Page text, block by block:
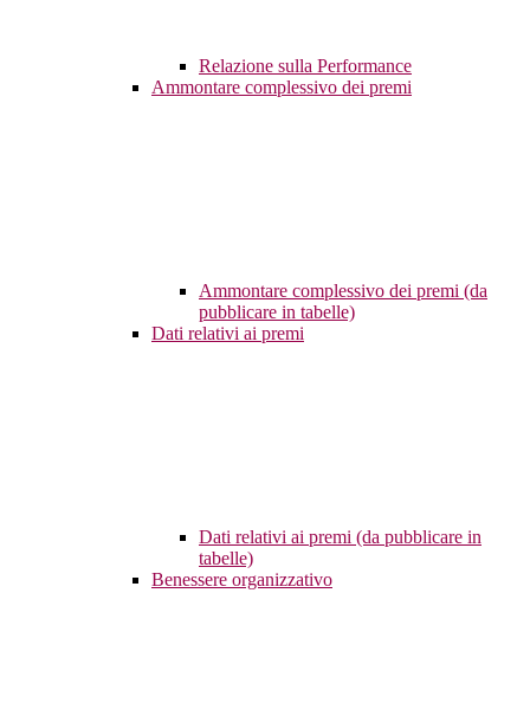
Relazione sulla Performance
Ammontare complessivo dei premi
Ammontare complessivo dei premi (da
pubblicare in tabelle)
Dati relativi ai premi
Dati relativi ai premi (da pubblicare in
tabelle)
Benessere organizzativo